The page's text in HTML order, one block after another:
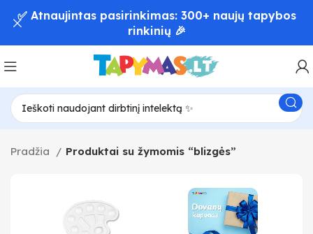
Pradžia Produktai su žymomis “blizgės”
✅ Atnaujintas pasirinkimas: 300+ naujų tapybos
rinkinių 🎉